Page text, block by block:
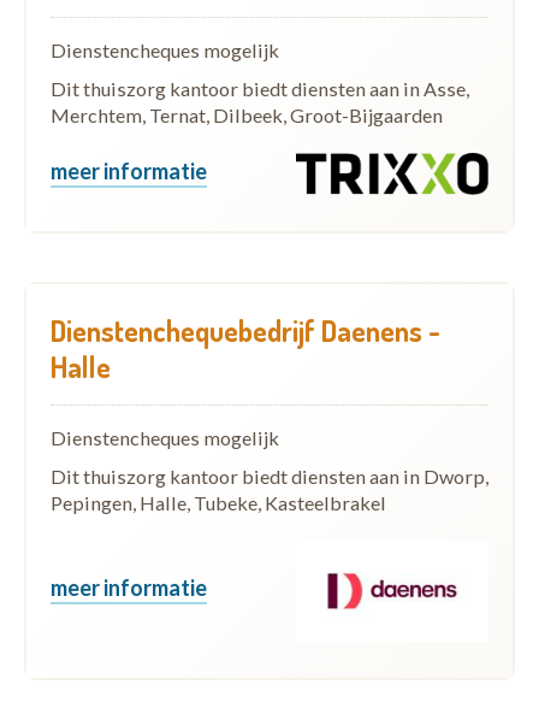
Dienstencheques mogelijk
Dit thuiszorg kantoor biedt diensten aan in Asse,
Merchtem, Ternat, Dilbeek, Groot-Bijgaarden
meer informatie
Dienstenchequebedrijf Daenens -
Halle
Dienstencheques mogelijk
Dit thuiszorg kantoor biedt diensten aan in Dworp,
Pepingen, Halle, Tubeke, Kasteelbrakel
meer informatie